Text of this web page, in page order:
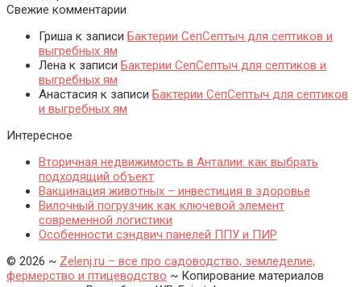
Свежие комментарии
Гриша к записи Бактерии СепСептыч для септиков и
выгребных ям
Лена к записи Бактерии СепСептыч для септиков и
выгребных ям
Анастасия к записи Бактерии СепСептыч для септиков
и выгребных ям
Интересное
Вторичная недвижимость в Анталии: как выбрать
подходящий объект
Вакцинация животных – инвестиция в здоровье
Вилочный погрузчик как ключевой элемент
современной логистики
Особенности сэндвич панелей ППУ и ПИР
© 2026 ~ Zelenj.ru – все про садоводство, земледелие,
фермерство и птицеводство ~ Копирование материалов